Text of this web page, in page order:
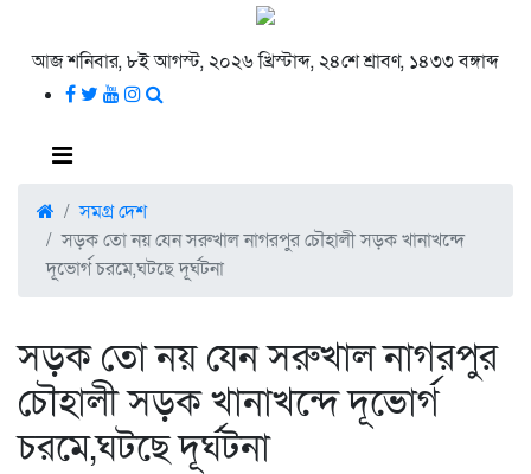
আজ শনিবার, ৮ই আগস্ট, ২০২৬ খ্রিস্টাব্দ, ২৪শে শ্রাবণ, ১৪৩৩ বঙ্গাব্দ
সমগ্র দেশ
সড়ক তো নয় যেন সরুখাল নাগরপুর চৌহালী সড়ক খানাখন্দে
দূভোর্গ চরমে,ঘটছে দূর্ঘটনা
সড়ক তো নয় যেন সরুখাল নাগরপুর
চৌহালী সড়ক খানাখন্দে দূভোর্গ
চরমে,ঘটছে দূর্ঘটনা